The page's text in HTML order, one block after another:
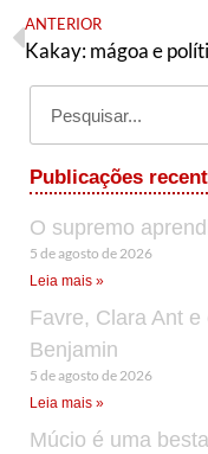
ANTERIOR
Kakay: mágoa e
Publicações
O supremo
5 de agosto de 2026
Leia mais »
Favre, Clara Ant
Benjamin
5 de agosto de 2026
Leia mais »
Múcio é uma